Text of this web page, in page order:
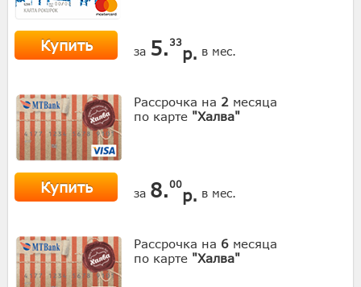
Купить за 5. 33
р. в мес.
Рассрочка на 2 месяца
по карте "Халва"
Купить за 8.00
р. в мес.
Рассрочка на 6 месяца
по карте "Халва"